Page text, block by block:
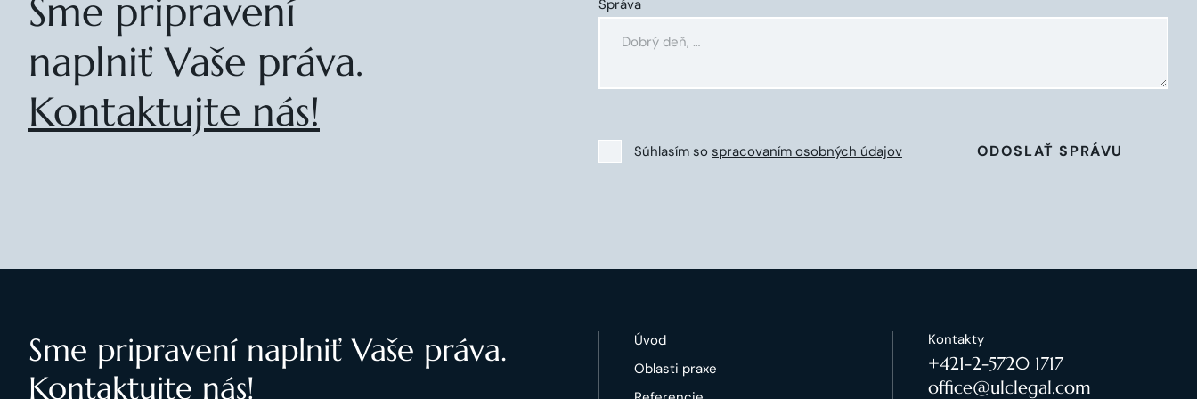
Sme pripravení
naplniť Vaše práva.
Kontaktujte nás!
Správa
Súhlasím so spracovaním osobných údajov ODOSLAŤ SPRÁVU
Sme pripravení naplniť Vaše práva.
Kontaktujte nás!
Úvod
Oblasti praxe
Kontakty
+421-2-5720 1717
office@ulclegal.com